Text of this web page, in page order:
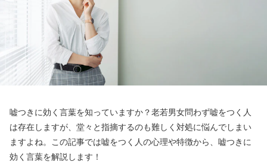
嘘つきに効く言葉を知っていますか？老若男女問わず嘘をつく人
は存在しますが、堂々と指摘するのも難しく対処に悩んでしまい
ますよね。この記事では嘘をつく人の心理や特徴から、嘘つきに
効く言葉を解説します！